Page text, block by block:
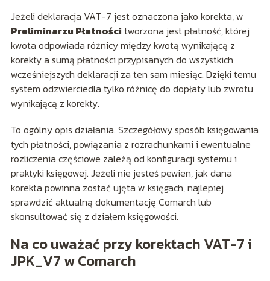
Jeżeli deklaracja VAT-7 jest oznaczona jako korekta, w
Preliminarzu Płatności tworzona jest płatność, której
kwota odpowiada różnicy między kwotą wynikającą z
korekty a sumą płatności przypisanych do wszystkich
wcześniejszych deklaracji za ten sam miesiąc. Dzięki temu
system odzwierciedla tylko różnicę do dopłaty lub zwrotu
wynikającą z korekty.
To ogólny opis działania. Szczegółowy sposób księgowania
tych płatności, powiązania z rozrachunkami i ewentualne
rozliczenia częściowe zależą od konfiguracji systemu i
praktyki księgowej. Jeżeli nie jesteś pewien, jak dana
korekta powinna zostać ujęta w księgach, najlepiej
sprawdzić aktualną dokumentację Comarch lub
skonsultować się z działem księgowości.
Na co uważać przy korektach VAT-7 i
JPK_V7 w Comarch